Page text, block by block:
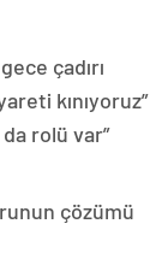
çadırı
kınıyoruz”
rolü var”
çözümü